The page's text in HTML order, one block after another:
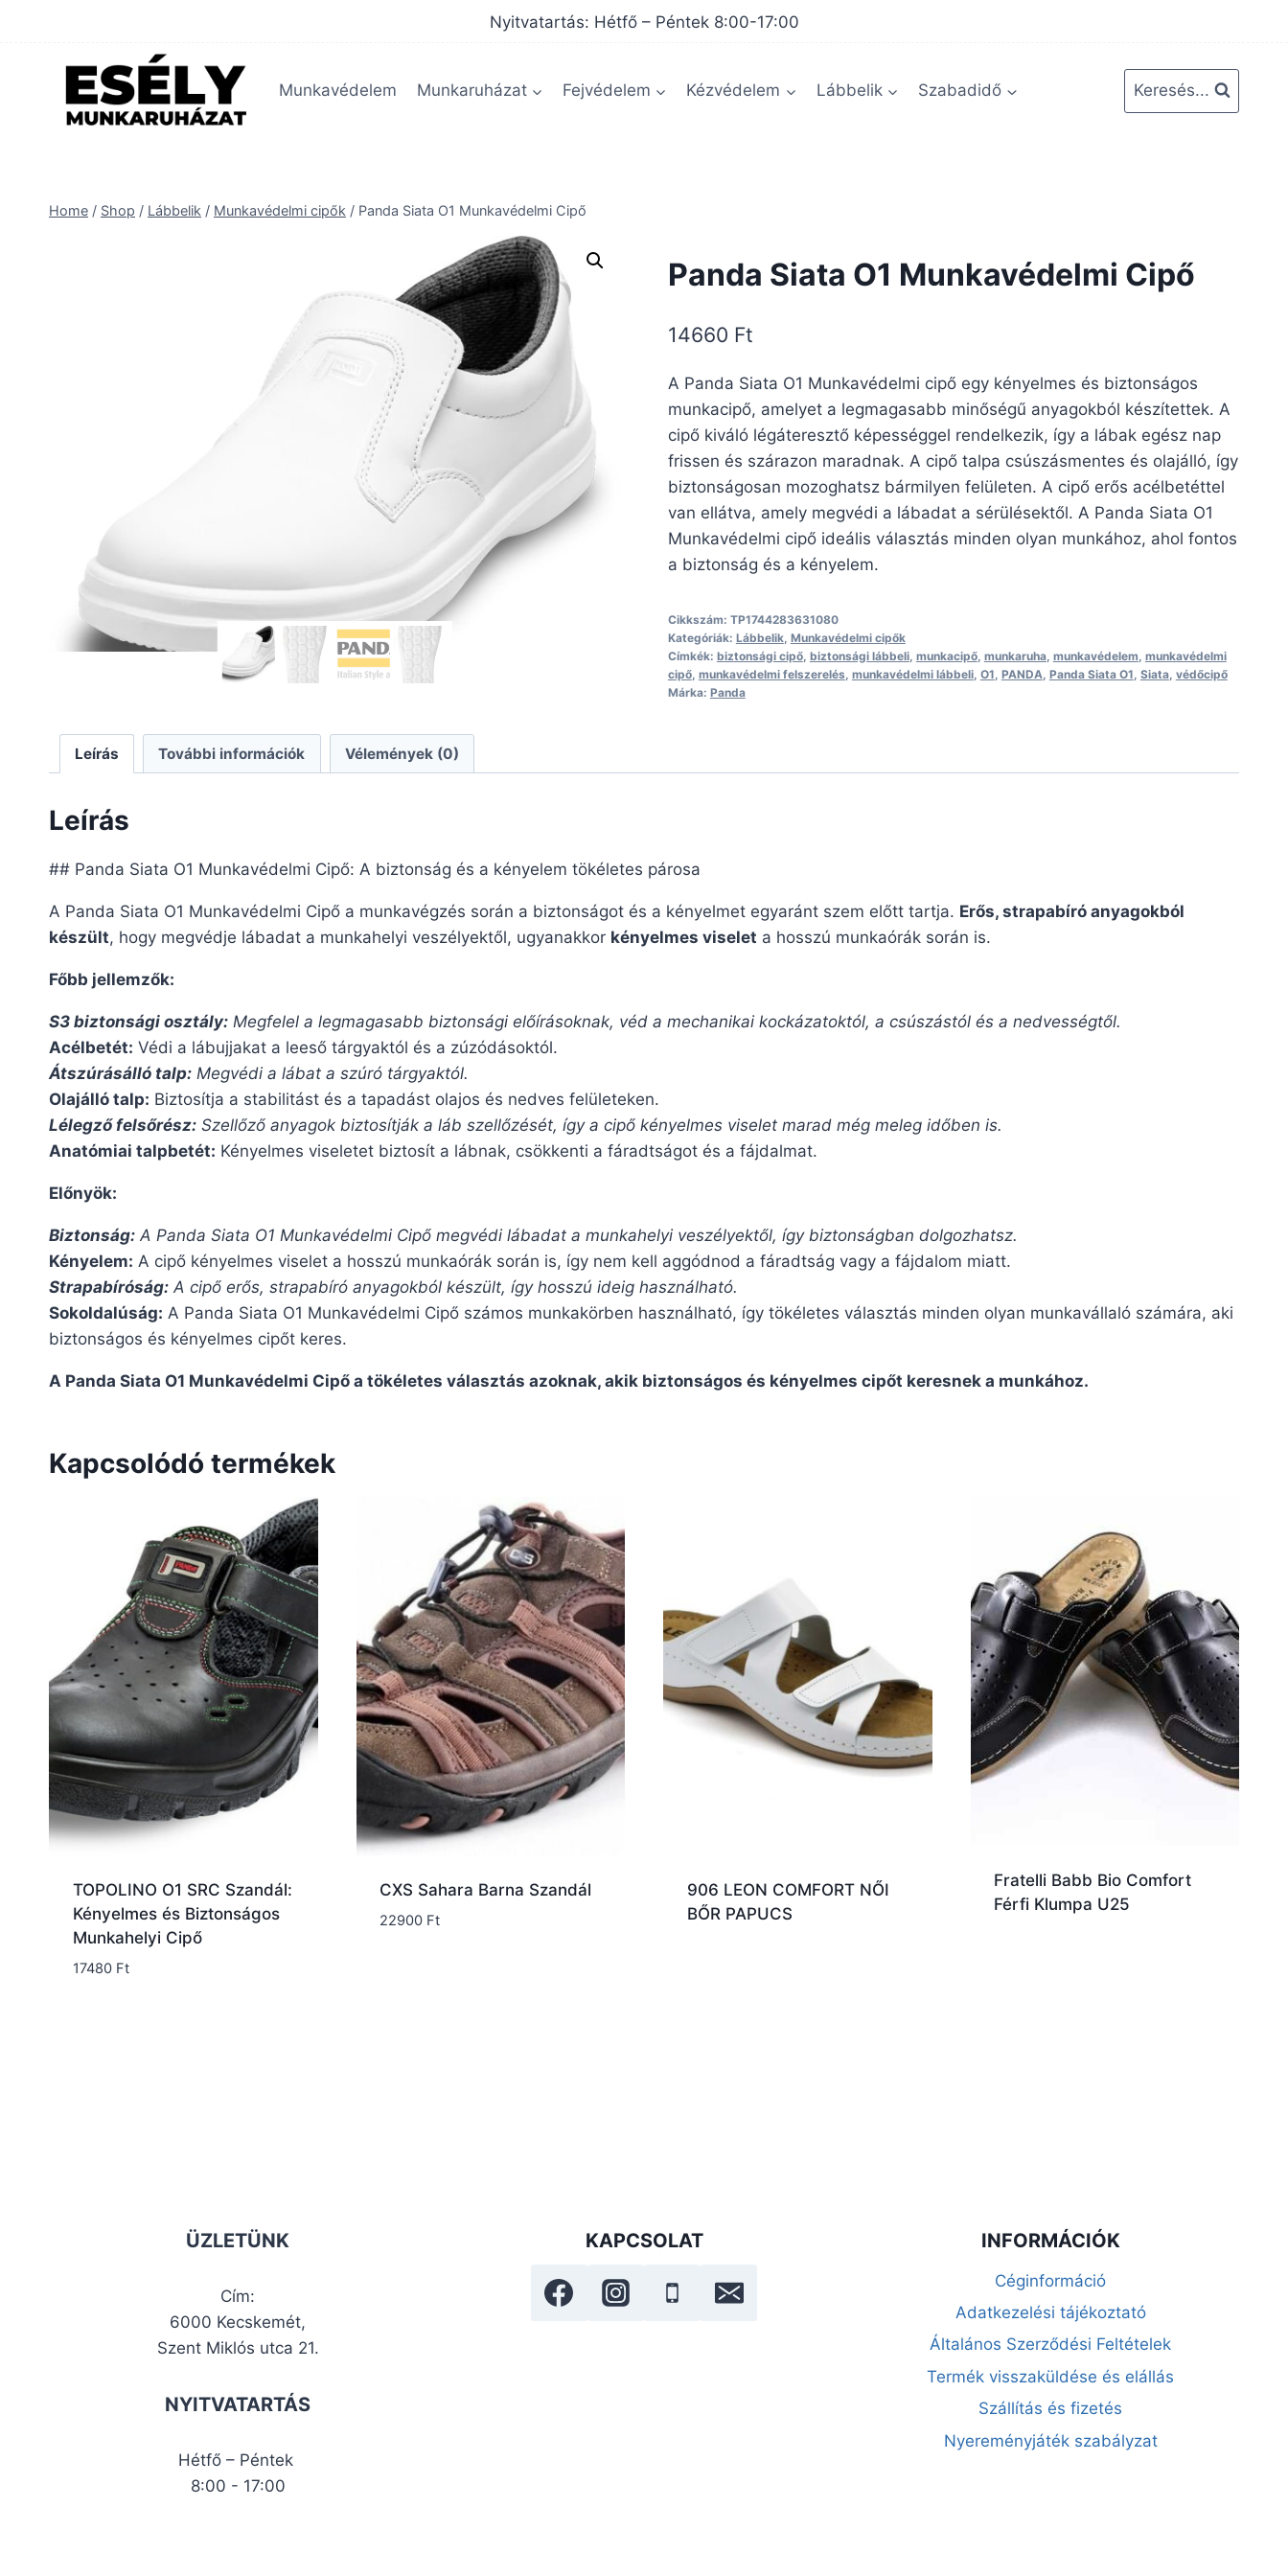
Nyitvatartás: Hétfő – Péntek 8:00-17:00
Munkavédelem Munkaruházat Fejvédelem Kézvédelem Lábbelik Szabadidő Keresés...
Home / Shop / Lábbelik / Munkavédelmi cipők / Panda Siata O1 Munkavédelmi Cipő
Panda Siata O1 Munkavédelmi Cipő
14660 Ft
A Panda Siata O1 Munkavédelmi cipő egy kényelmes és biztonságos
munkacipő, amelyet a legmagasabb minőségű anyagokból készítettek. A
cipő kiváló légáteresztő képességgel rendelkezik, így a lábak egész nap
frissen és szárazon maradnak. A cipő talpa csúszásmentes és olajálló, így
biztonságosan mozoghatsz bármilyen felületen. A cipő erős acélbetéttel
van ellátva, amely megvédi a lábadat a sérülésektől. A Panda Siata O1
Munkavédelmi cipő ideális választás minden olyan munkához, ahol fontos
a biztonság és a kényelem.
Cikkszám: TP1744283631080
Kategóriák: Lábbelik, Munkavédelmi cipők
Címkék: biztonsági cipő, biztonsági lábbeli, munkacipő, munkaruha, munkavédelem, munkavédelmi
cipő, munkavédelmi felszerelés, munkavédelmi lábbeli, O1, PANDA, Panda Siata O1, Siata, védőcipő
Márka: Panda
Leírás További információk Vélemények (0)
Leírás
## Panda Siata O1 Munkavédelmi Cipő: A biztonság és a kényelem tökéletes párosa
A Panda Siata O1 Munkavédelmi Cipő a munkavégzés során a biztonságot és a kényelmet egyaránt szem előtt tartja. Erős, strapabíró anyagokból
készült, hogy megvédje lábadat a munkahelyi veszélyektől, ugyanakkor kényelmes viselet a hosszú munkaórák során is.
Főbb jellemzők:
S3 biztonsági osztály: Megfelel a legmagasabb biztonsági előírásoknak, véd a mechanikai kockázatoktól, a csúszástól és a nedvességtől.
Acélbetét: Védi a lábujjakat a leeső tárgyaktól és a zúzódásoktól.
Átszúrásálló talp: Megvédi a lábat a szúró tárgyaktól.
Olajálló talp: Biztosítja a stabilitást és a tapadást olajos és nedves felületeken.
Lélegző felsőrész: Szellőző anyagok biztosítják a láb szellőzését, így a cipő kényelmes viselet marad még meleg időben is.
Anatómiai talpbetét: Kényelmes viseletet biztosít a lábnak, csökkenti a fáradtságot és a fájdalmat.
Előnyök:
Biztonság: A Panda Siata O1 Munkavédelmi Cipő megvédi lábadat a munkahelyi veszélyektől, így biztonságban dolgozhatsz.
Kényelem: A cipő kényelmes viselet a hosszú munkaórák során is, így nem kell aggódnod a fáradtság vagy a fájdalom miatt.
Strapabíróság: A cipő erős, strapabíró anyagokból készült, így hosszú ideig használható.
Sokoldalúság: A Panda Siata O1 Munkavédelmi Cipő számos munkakörben használható, így tökéletes választás minden olyan munkavállaló számára, aki
biztonságos és kényelmes cipőt keres.
A Panda Siata O1 Munkavédelmi Cipő a tökéletes választás azoknak, akik biztonságos és kényelmes cipőt keresnek a munkához.
Kapcsolódó termékek
TOPOLINO O1 SRC Szandál:
Kényelmes és Biztonságos
Munkahelyi Cipő
17480 Ft
CXS Sahara Barna Szandál
22900 Ft
906 LEON COMFORT NŐI
BŐR PAPUCS
Fratelli Babb Bio Comfort
Férfi Klumpa U25
ÜZLETÜNK
Cím:
6000 Kecskemét,
Szent Miklós utca 21.
NYITVATARTÁS
Hétfő – Péntek
8:00 - 17:00
KAPCSOLAT INFORMÁCIÓK
Céginformáció
Adatkezelési tájékoztató
Általános Szerződési Feltételek
Termék visszaküldése és elállás
Szállítás és fizetés
Nyereményjáték szabályzat